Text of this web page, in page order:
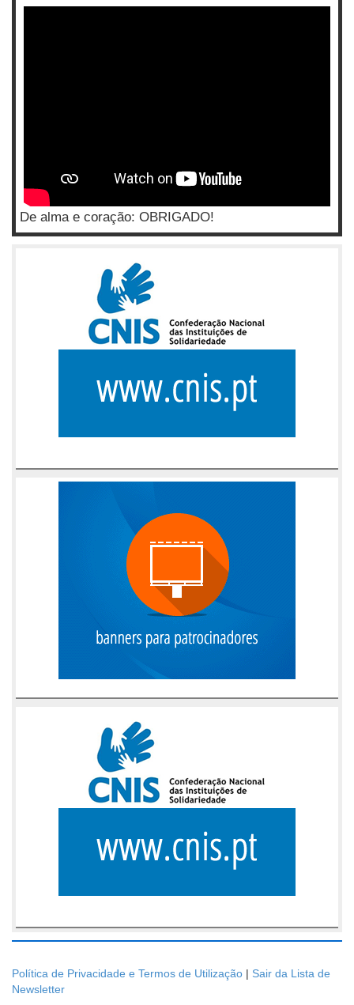
De alma e coração: OBRIGADO!
Política de Privacidade e Termos de Utilização | Sair da Lista de
Newsletter